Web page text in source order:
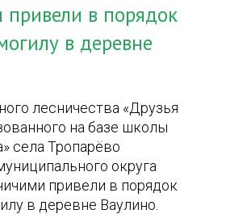
привели в порядок
в деревне
лесничества «Друзья
на базе школы
села Тропарёво
округа
привели в порядок
в деревне Ваулино.